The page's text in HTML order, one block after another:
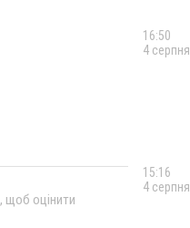
, щоб оцінити
16:50
4 серпня
15:16
4 серпня